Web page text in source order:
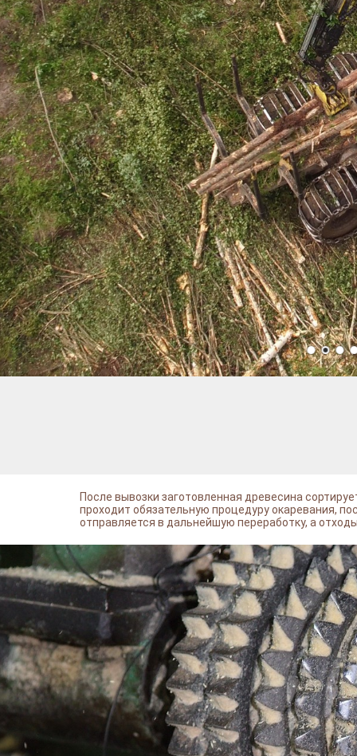
После вывозки заготовленная древесина
проходит обязательную процедуру окаревания,
отправляется в дальнейшую переработку, а